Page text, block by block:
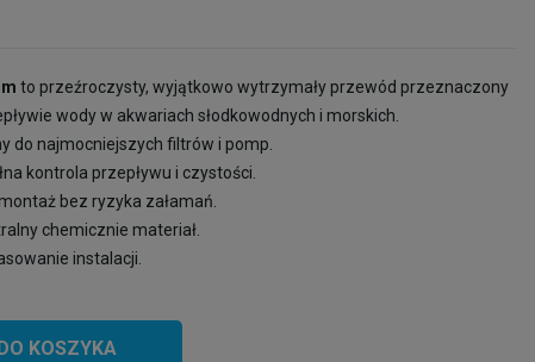
to przeźroczysty, wyjątkowo wytrzymały przewód przeznaczony
wody w akwariach słodkowodnych i morskich.
do najmocniejszych filtrów i pomp.
kontrola przepływu i czystości.
bez ryzyka załamań.
chemicznie materiał.
instalacji.
KOSZYKA